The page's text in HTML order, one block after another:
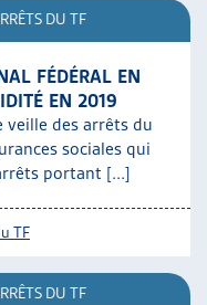
DU TF
FÉDÉRAL EN
EN 2019
veille des arrêts du
sociales qui
portant [...]
TF
DU TF